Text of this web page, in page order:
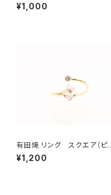
¥1,000
有田焼 リング スクエア（ピ
ク）
¥1,200